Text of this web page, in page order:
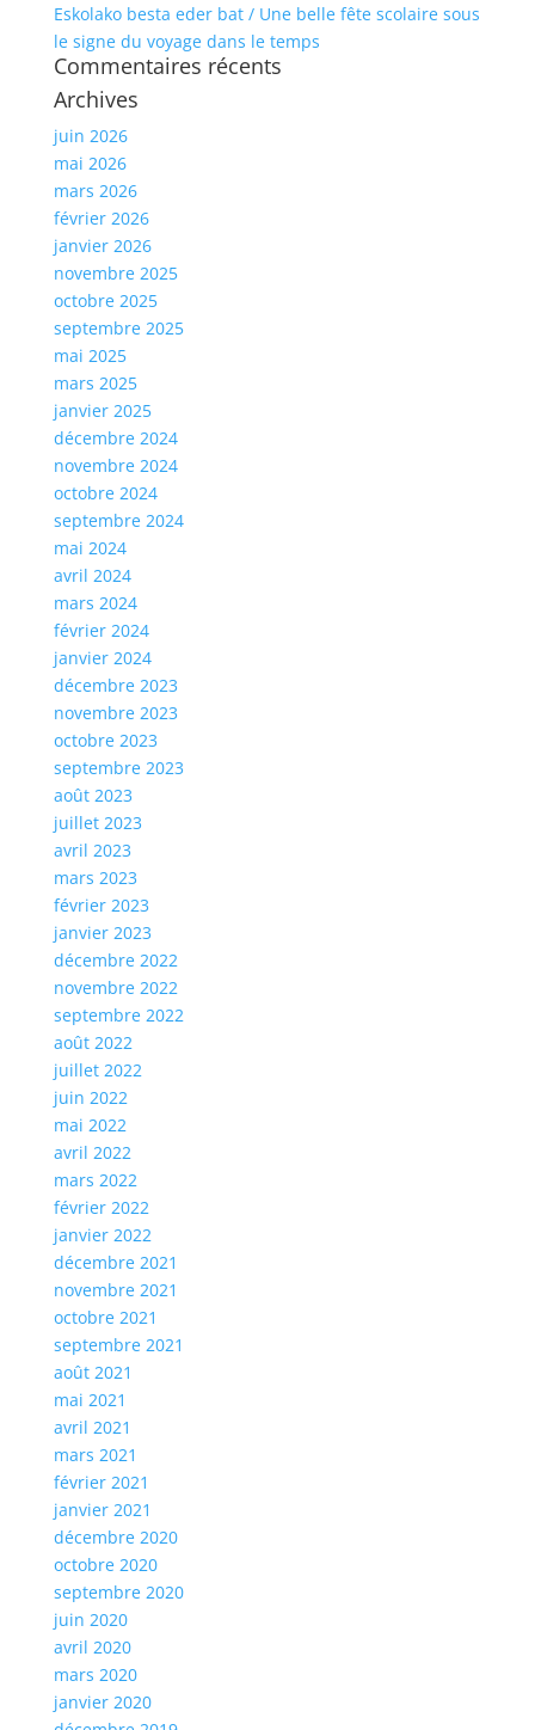
Eskolako besta eder bat / Une belle fête scolaire sous
le signe du voyage dans le temps
Commentaires récents
Archives
juin 2026
mai 2026
mars 2026
février 2026
janvier 2026
novembre 2025
octobre 2025
septembre 2025
mai 2025
mars 2025
janvier 2025
décembre 2024
novembre 2024
octobre 2024
septembre 2024
mai 2024
avril 2024
mars 2024
février 2024
janvier 2024
décembre 2023
novembre 2023
octobre 2023
septembre 2023
août 2023
juillet 2023
avril 2023
mars 2023
février 2023
janvier 2023
décembre 2022
novembre 2022
septembre 2022
août 2022
juillet 2022
juin 2022
mai 2022
avril 2022
mars 2022
février 2022
janvier 2022
décembre 2021
novembre 2021
octobre 2021
septembre 2021
août 2021
mai 2021
avril 2021
mars 2021
février 2021
janvier 2021
décembre 2020
octobre 2020
septembre 2020
juin 2020
avril 2020
mars 2020
janvier 2020